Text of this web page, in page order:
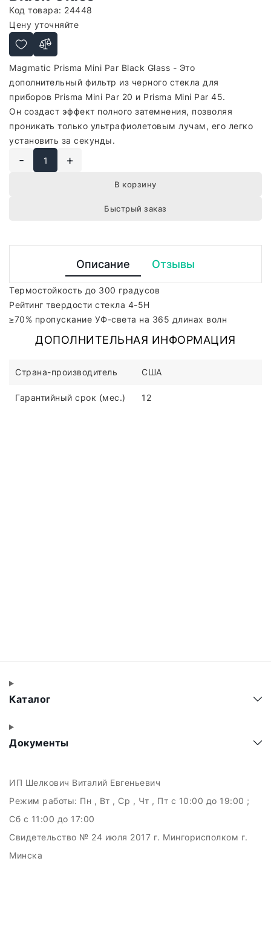
Код товара: 24448
Цену уточняйте
Magmatic Prisma Mini Par Black Glass - Это
дополнительный фильтр из черного стекла для
приборов Prisma Mini Par 20 и Prisma Mini Par 45.
Он создаст эффект полного затемнения, позволяя
проникать только ультрафиолетовым лучам, его легко
установить за секунды.
- +
В корзину
Быстрый заказ
Описание Отзывы
Термостойкость до 300 градусов
Рейтинг твердости стекла 4-5H
≥70% пропускание УФ-света на 365 длинах волн
ДОПОЛНИТЕЛЬНАЯ ИНФОРМАЦИЯ
Страна-производитель США
Гарантийный срок (мес.) 12
Каталог
Документы
ИП Шелкович Виталий Евгеньевич
Режим работы: Пн , Вт , Ср , Чт , Пт c 10:00 до 19:00 ;
Сб c 11:00 до 17:00
Свидетельство № 24 июля 2017 г. Мингорисполком г.
Минска